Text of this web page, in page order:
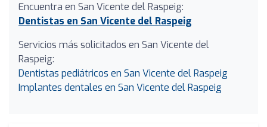
Encuentra en San Vicente del Raspeig:
Dentistas en San Vicente del Raspeig
Servicios más solicitados en San Vicente del
Raspeig:
Dentistas pediátricos en San Vicente del Raspeig
Implantes dentales en San Vicente del Raspeig